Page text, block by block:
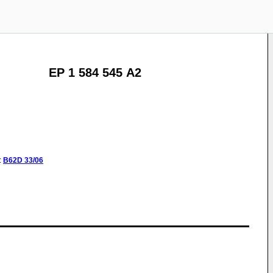
EP 1 584 545 A2
: B62D 33/06